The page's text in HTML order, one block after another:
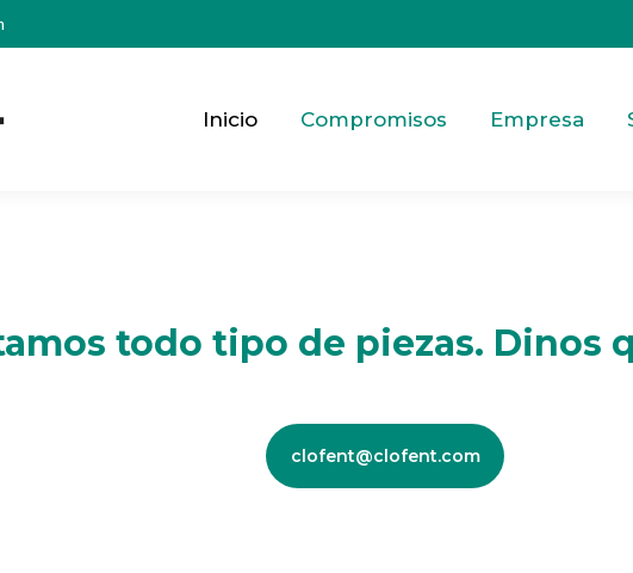
Inicio Compromisos Empresa
todo tipo de piezas. Dinos
clofent@clofent.com